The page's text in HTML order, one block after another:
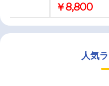
￥8,800
人気